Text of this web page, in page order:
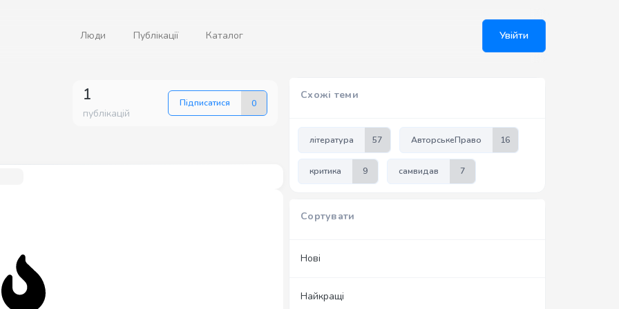
Люди Публікації Каталог Увійти
1
публікацій
Підписатися 0
Схожі теми
література 57 АвторськеПраво 16
критика 9 самвидав 7
Сортувати
Нові
Найкращі